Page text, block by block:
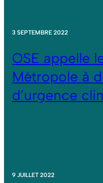
3 SEPTEMBRE 2022
OSE appelle
Métropole à
d’urgence
9 JUILLET 2022